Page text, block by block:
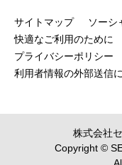
サイトマップ
ソーシ
快適なご利用のために
プライバシーポリシー
利用者情報の外部送信
株式会社
Copyright ©